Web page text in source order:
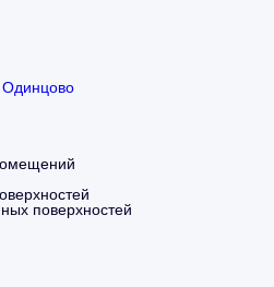
Одинцово
поверхностей